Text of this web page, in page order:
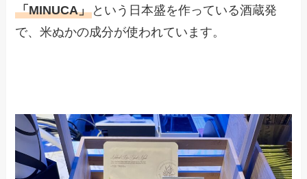
「MINUCA」 という日本盛を作っている酒蔵発
で、米ぬかの成分が使われています。